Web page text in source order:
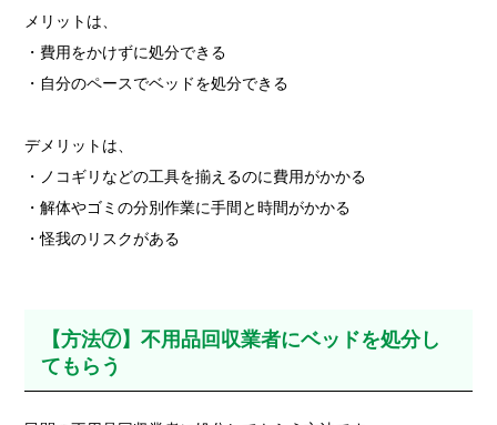
メリットは、
・費用をかけずに処分できる
・自分のペースでベッドを処分できる
デメリットは、
・ノコギリなどの工具を揃えるのに費用がかかる
・解体やゴミの分別作業に手間と時間がかかる
・怪我のリスクがある
【方法⑦】不用品回収業者にベッドを処分し
てもらう